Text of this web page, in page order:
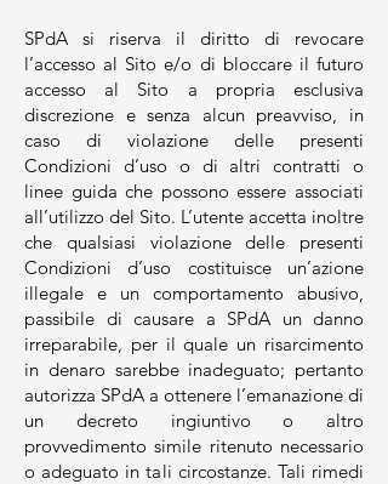
SPdA si riserva il diritto di revocare
l’accesso al Sito e/o di bloccare il futuro
accesso al Sito a propria esclusiva
discrezione e senza alcun preavviso, in
caso di violazione delle presenti
Condizioni d’uso o di altri contratti o
linee guida che possono essere associati
all’utilizzo del Sito. L’utente accetta inoltre
che qualsiasi violazione delle presenti
Condizioni d’uso costituisce un’azione
illegale e un comportamento abusivo,
passibile di causare a SPdA un danno
irreparabile, per il quale un risarcimento
in denaro sarebbe inadeguato; pertanto
autorizza SPdA a ottenere l’emanazione di
un decreto ingiuntivo o altro
provvedimento simile ritenuto necessario
o adeguato in tali circostanze. Tali rimedi